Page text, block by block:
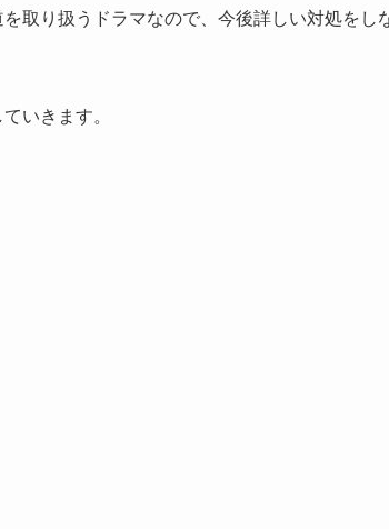
取り扱うドラマなので、今後詳しい対処をし
いきます。